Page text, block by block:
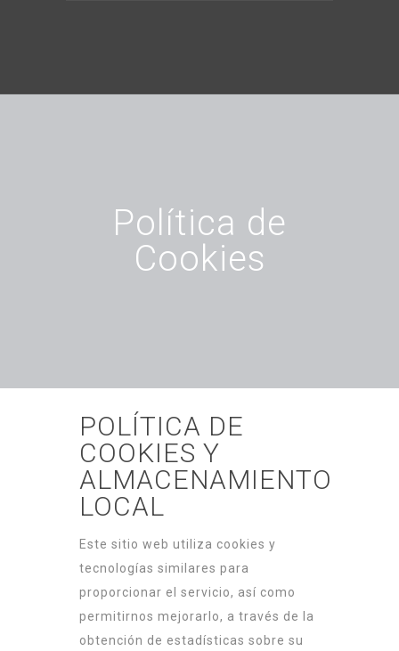
Política de
Cookies
POLÍTICA DE
COOKIES Y
ALMACENAMIENTO
LOCAL
Este sitio web utiliza cookies y
tecnologías similares para
proporcionar el servicio, así como
permitirnos mejorarlo, a través de la
obtención de estadísticas sobre su